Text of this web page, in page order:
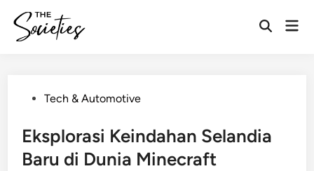
content
Open
PostedTech & Automotive
Eksplorasi Keindahan Selandia
Baru di Dunia Minecraft